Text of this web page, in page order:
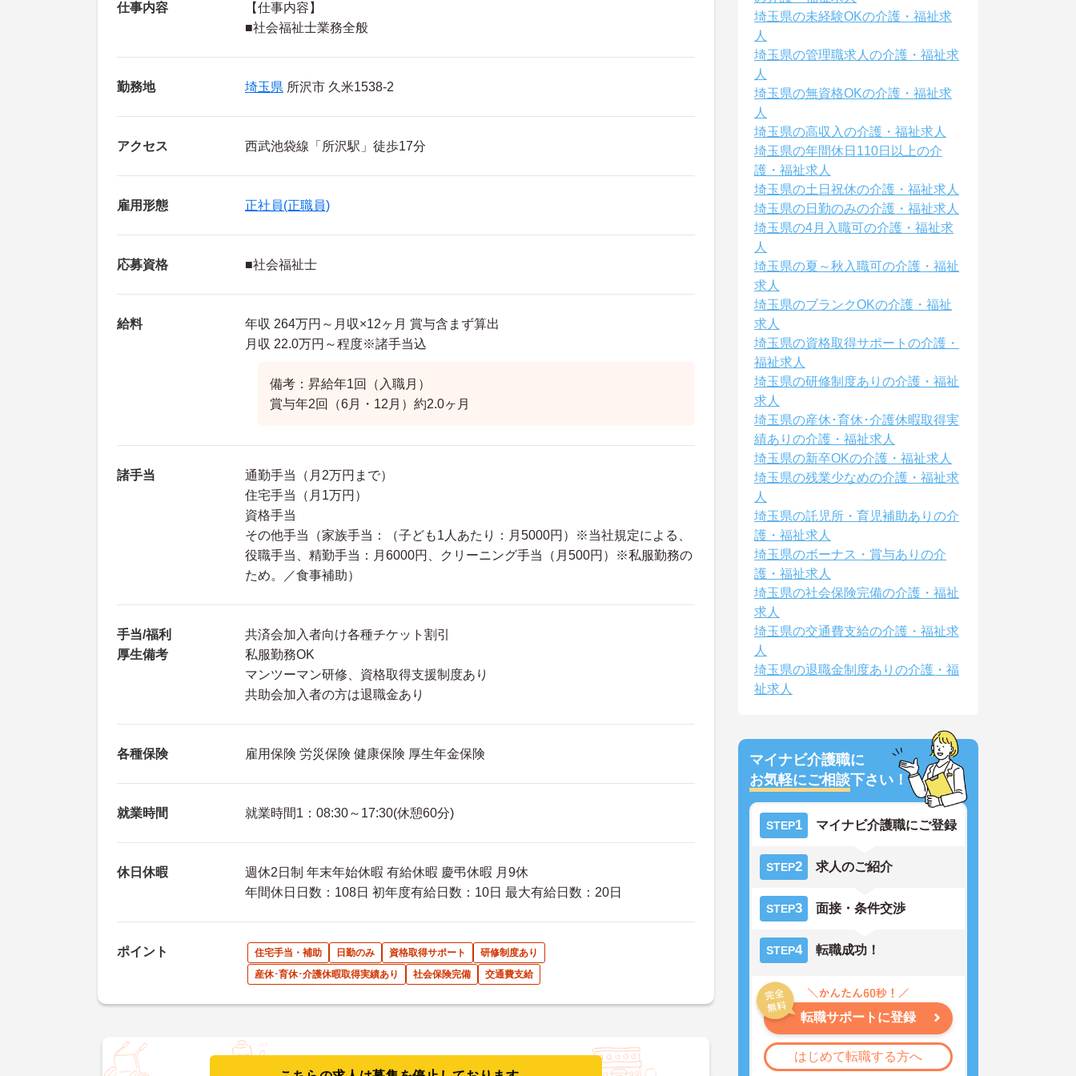
仕事内容
【仕事内容】
■社会福祉士業務全般
勤務地 埼玉県 所沢市 久米1538-2
アクセス 西武池袋線「所沢駅」徒歩17分
雇用形態 正社員(正職員)
応募資格 ■社会福祉士
給料
年収 264万円～月収×12ヶ月 賞与含まず算出
月収 22.0万円～程度※諸手当込
備考：昇給年1回（入職月）
賞与年2回（6月・12月）約2.0ヶ月
諸手当
通勤手当（月2万円まで）
住宅手当（月1万円）
資格手当
その他手当（家族手当：（子ども1人あたり：月5000円）※当社規定による、
役職手当、精勤手当：月6000円、クリーニング手当（月500円）※私服勤務の
ため。／食事補助）
手当/福利
厚生備考
共済会加入者向け各種チケット割引
私服勤務OK
マンツーマン研修、資格取得支援制度あり
共助会加入者の方は退職金あり
各種保険 雇用保険 労災保険 健康保険 厚生年金保険
就業時間 就業時間1：08:30～17:30(休憩60分)
休日休暇
週休2日制 年末年始休暇 有給休暇 慶弔休暇 月9休
年間休日日数：108日 初年度有給日数：10日 最大有給日数：20日
ポイント 住宅手当・補助 日勤のみ 資格取得サポート
研修制度あり
産休･育休･介護休暇取得実績あり
社会保険完備 交通費支給
埼玉県の未経験OKの介護・福祉求
人
埼玉県の管理職求人の介護・福祉求
人
埼玉県の無資格OKの介護・福祉求
人
埼玉県の高収入の介護・福祉求人
埼玉県の年間休日110日以上の介
護・福祉求人
埼玉県の土日祝休の介護・福祉求人
埼玉県の日勤のみの介護・福祉求人
埼玉県の4月入職可の介護・福祉求
人
埼玉県の夏～秋入職可の介護・福祉
求人
埼玉県のブランクOKの介護・福祉
求人
埼玉県の資格取得サポートの介護・
福祉求人
埼玉県の研修制度ありの介護・福祉
求人
埼玉県の産休･育休･介護休暇取得実
績ありの介護・福祉求人
埼玉県の新卒OKの介護・福祉求人
埼玉県の残業少なめの介護・福祉求
人
埼玉県の託児所・育児補助ありの介
護・福祉求人
埼玉県のボーナス・賞与ありの介
護・福祉求人
埼玉県の社会保険完備の介護・福祉
求人
埼玉県の交通費支給の介護・福祉求
人
埼玉県の退職金制度ありの介護・福
祉求人
マイナビ介護職に
お気軽にご相談下さい！
STEP1 マイナビ介護職にご登録
STEP2 求人のご紹介
STEP3 面接・条件交渉
STEP4 転職成功！
転職サポートに登録
はじめて転職する方へ